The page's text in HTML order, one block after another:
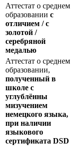
Аттестат о среднем
образовании с
отличием / с
золотой /
серебряной
медалью
Аттестат о среднем
образовании,
полученный в
школе с
углублённы
мизучением
немецкого языка,
при наличии
языкового
сертификата DSD